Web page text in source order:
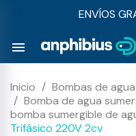
ENVÍOS
menu
Inicio Bombas de agua
Bomba de agua
bomba sumergible de
Trifásico 220V 2cv